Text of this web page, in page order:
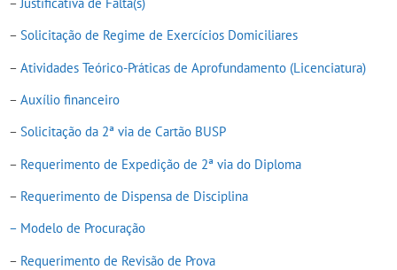
– Solicitação de Regime de Exercícios Domiciliares
– Atividades Teórico-Práticas de Aprofundamento (Licenciatura)
– Auxílio financeiro
– Solicitação da 2ª via de Cartão BUSP
– Requerimento de Expedição de 2ª via do Diploma
– Requerimento de Dispensa de Disciplina
– Modelo de Procuração
– Requerimento de Revisão de Prova